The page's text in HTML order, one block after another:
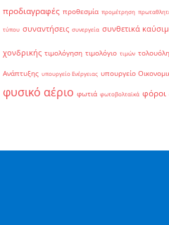
προδιαγραφές προθεσμία προμέτρηση
τύπου συναντήσεις συνεργεία συνθετικά
χονδρικής τιμολόγηση τιμολόγιο τιμών τολουόλη
Ανάπτυξης υπουργείο Ενέργειας υπουργείο
φυσικό αέριο φωτιά φωτοβολταϊκά φόροι